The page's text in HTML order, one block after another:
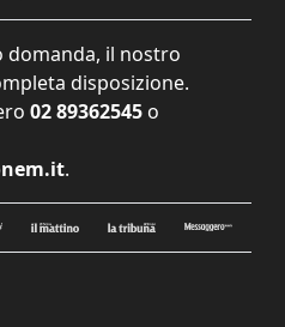
domanda, il nostro
disposizione.
02 89362545 o
.